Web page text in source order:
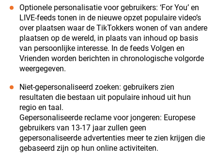
Optionele personalisatie voor gebruikers: ‘For You’ en
LIVE-feeds tonen in de nieuwe opzet populaire video’s
over plaatsen waar de TikTokkers wonen of van andere
plaatsen op de wereld, in plaats van inhoud op basis
van persoonlijke interesse. In de feeds Volgen en
Vrienden worden berichten in chronologische volgorde
weergegeven.
Niet-gepersonaliseerd zoeken: gebruikers zien
resultaten die bestaan uit populaire inhoud uit hun
regio en taal.
Gepersonaliseerde reclame voor jongeren: Europese
gebruikers van 13-17 jaar zullen geen
gepersonaliseerde advertenties meer te zien krijgen die
gebaseerd zijn op hun online activiteiten.